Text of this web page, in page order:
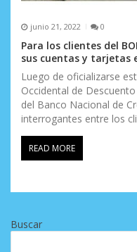
junio 21, 2022 0
Para los clientes del
sus cuentas y tarjetas
Luego de oficializarse
Occidental de
del Banco Nacional de
interrogantes entre los
READ MORE
Buscar